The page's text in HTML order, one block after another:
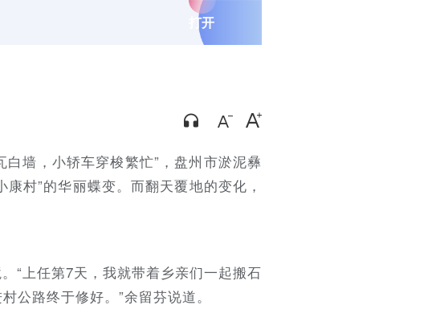
打开
墙，小轿车穿梭繁忙”，盘州市淤泥彝
村”的华丽蝶变。而翻天覆地的变化，
“上任第7天，我就带着乡亲们一起搬石
公路终于修好。”余留芬说道。